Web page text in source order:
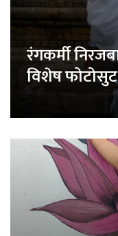
रंगकर्मी
विशेष फोटोसुट